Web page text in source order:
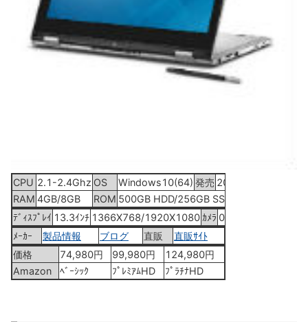
CPU 2.1-2.4Ghz OS Windows10(64) 発売 2015年9月4日
RAM 4GB/8GB ROM 500GB HDD/256GB SSD
ﾃﾞｨｽﾌﾟﾚｲ 13.3ｲﾝﾁ 1366X768/1920X1080 ｶﾒﾗ 0.72MP
ﾒｰｶｰ
製品情報 ブログ 直販
直販ｻｲﾄ
価格
74,980円 99,980円
124,980円
Amazon
ﾍﾞｰｼｯｸ ﾌﾟﾚﾐｱﾑHD ﾌﾟﾗﾁﾅHD